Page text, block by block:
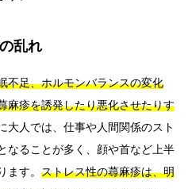
乱れ
不足、ホルモンバランスの変化
麻疹を誘発したり悪化させたりす
大人では、仕事や人間関係のスト
なることが多く、顔や首など上半
ます。 ストレス性の蕁麻疹は、明